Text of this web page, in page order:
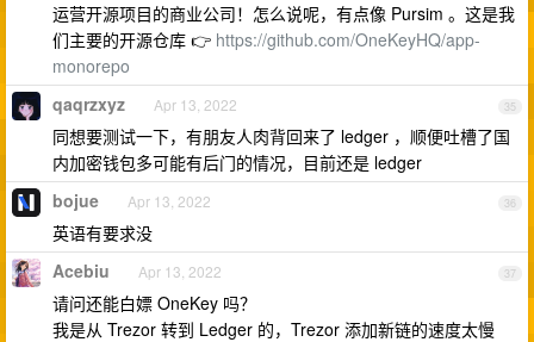
运营开源项目的商业公司！怎么说呢，有点像 Pursim 。这是我
们主要的开源仓库 👉 https://github.com/OneKeyHQ/app-
monorepo
35
qaqrzxyz Apr 13, 2022
同想要测试一下，有朋友人肉背回来了 ledger ，顺便吐槽了国
内加密钱包多可能有后门的情况，目前还是 ledger
36
bojue Apr 13, 2022
英语有要求没
37
Acebiu Apr 13, 2022
请问还能白嫖 OneKey 吗？
我是从 Trezor 转到 Ledger 的，Trezor 添加新链的速度太慢